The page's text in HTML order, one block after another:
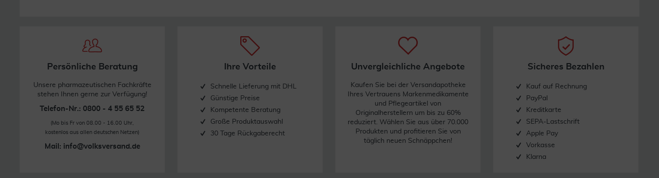
Persönliche Beratung
Unsere pharmazeutischen Fachkräfte
stehen Ihnen gerne zur Verfügung!
Telefon-Nr.: 0800 - 4 55 65 52
(Mo bis Fr von 08.00 - 16.00 Uhr,
kostenlos aus allen deutschen Netzen)
Mail: info@volksversand.de
Ihre Vorteile
Schnelle Lieferung mit DHL
Günstige Preise
Kompetente Beratung
Große Produktauswahl
30 Tage Rückgaberecht
Unvergleichliche Angebote
Kaufen Sie bei der Versandapotheke
Ihres Vertrauens Markenmedikamente
und Pflegeartikel von
Originalherstellern um bis zu 60%
reduziert. Wählen Sie aus über 70.000
Produkten und profitieren Sie von
täglich neuen Schnäppchen!
Sicheres Bezahlen
Kauf auf Rechnung
PayPal
Kreditkarte
SEPA-Lastschrift
Apple Pay
Vorkasse
Klarna